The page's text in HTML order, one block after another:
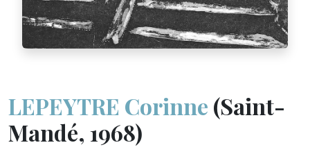
LEPEYTRE Corinne (Saint-
Mandé, 1968)